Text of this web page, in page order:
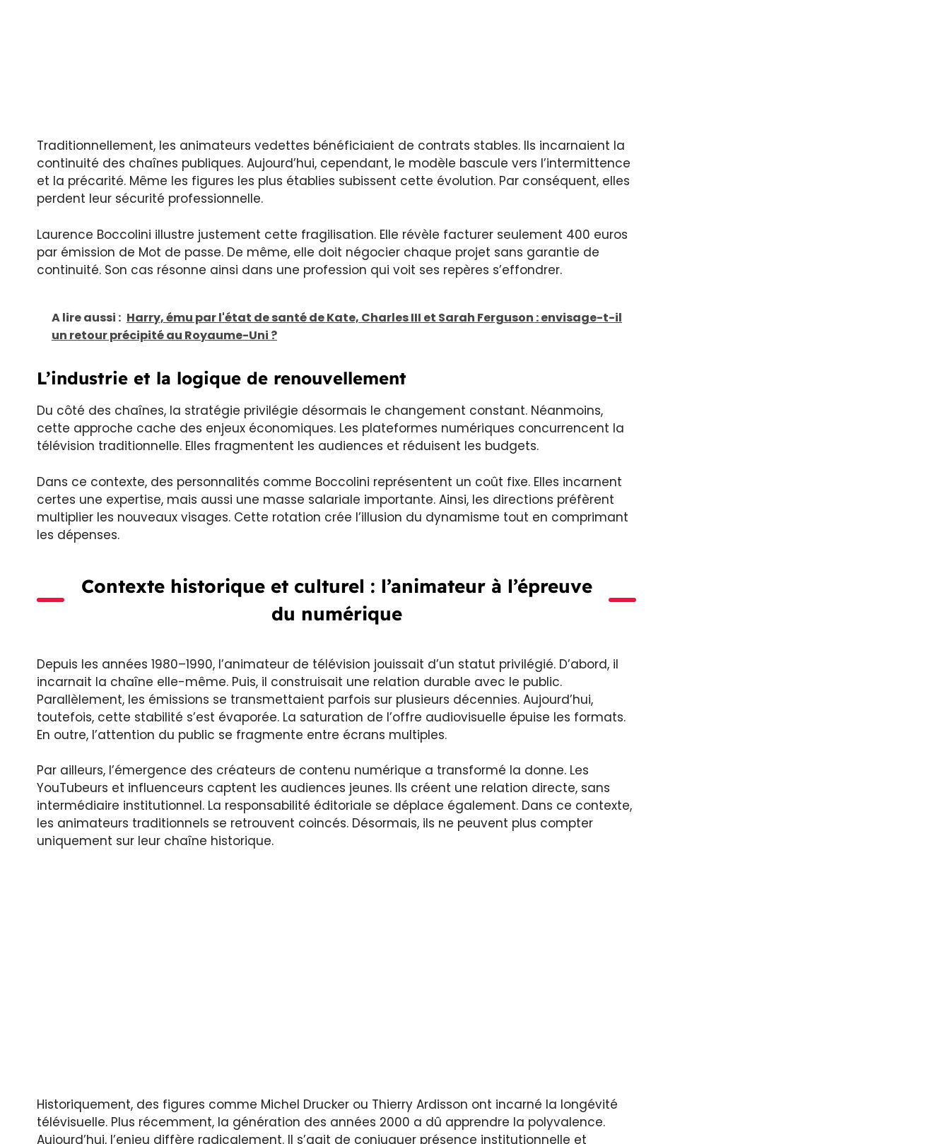
Traditionnellement, les animateurs vedettes bénéficiaient de contrats stables. Ils incarnaient la
continuité des chaînes publiques. Aujourd’hui, cependant, le modèle bascule vers l’intermittence
et la précarité. Même les figures les plus établies subissent cette évolution. Par conséquent, elles
perdent leur sécurité professionnelle.
Laurence Boccolini illustre justement cette fragilisation. Elle révèle facturer seulement 400 euros
par émission de Mot de passe. De même, elle doit négocier chaque projet sans garantie de
continuité. Son cas résonne ainsi dans une profession qui voit ses repères s’effondrer.
A lire aussi : Harry, ému par l'état de santé de Kate, Charles III et Sarah Ferguson : envisage-t-il
un retour précipité au Royaume-Uni ?
L’industrie et la logique de renouvellement
Du côté des chaînes, la stratégie privilégie désormais le changement constant. Néanmoins,
cette approche cache des enjeux économiques. Les plateformes numériques concurrencent la
télévision traditionnelle. Elles fragmentent les audiences et réduisent les budgets.
Dans ce contexte, des personnalités comme Boccolini représentent un coût fixe. Elles incarnent
certes une expertise, mais aussi une masse salariale importante. Ainsi, les directions préfèrent
multiplier les nouveaux visages. Cette rotation crée l’illusion du dynamisme tout en comprimant
les dépenses.
Contexte historique et culturel : l’animateur à l’épreuve
du numérique
Depuis les années 1980–1990, l’animateur de télévision jouissait d’un statut privilégié. D’abord, il
incarnait la chaîne elle-même. Puis, il construisait une relation durable avec le public.
Parallèlement, les émissions se transmettaient parfois sur plusieurs décennies. Aujourd’hui,
toutefois, cette stabilité s’est évaporée. La saturation de l’offre audiovisuelle épuise les formats.
En outre, l’attention du public se fragmente entre écrans multiples.
Par ailleurs, l’émergence des créateurs de contenu numérique a transformé la donne. Les
YouTubeurs et influenceurs captent les audiences jeunes. Ils créent une relation directe, sans
intermédiaire institutionnel. La responsabilité éditoriale se déplace également. Dans ce contexte,
les animateurs traditionnels se retrouvent coincés. Désormais, ils ne peuvent plus compter
uniquement sur leur chaîne historique.
Historiquement, des figures comme Michel Drucker ou Thierry Ardisson ont incarné la longévité
télévisuelle. Plus récemment, la génération des années 2000 a dû apprendre la polyvalence.
Aujourd’hui, l’enjeu diffère radicalement. Il s’agit de conjuguer présence institutionnelle et